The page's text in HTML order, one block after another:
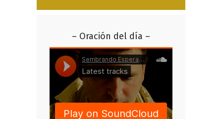
– Oración del día –